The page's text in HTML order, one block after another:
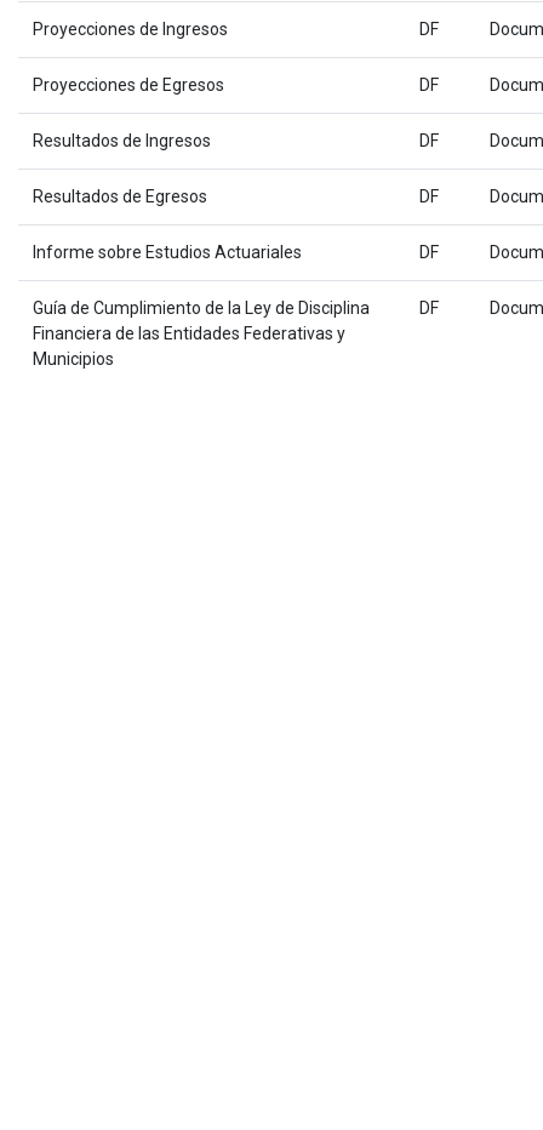
Proyecciones de Ingresos DF
Proyecciones de Egresos DF
Resultados de Ingresos DF
Resultados de Egresos DF
Informe sobre Estudios Actuariales DF
Guía de Cumplimiento de la Ley de Disciplina
Financiera de las Entidades Federativas y
Municipios
DF